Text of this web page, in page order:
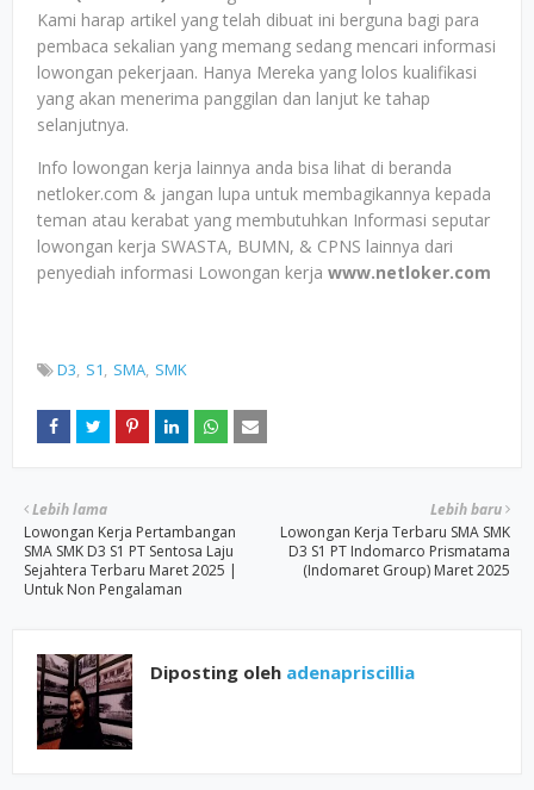
Kami harap artikel yang telah dibuat ini berguna bagi para
pembaca sekalian yang memang sedang mencari informasi
lowongan pekerjaan. Hanya Mereka yang lolos kualifikasi
yang akan menerima panggilan dan lanjut ke tahap
selanjutnya.
Info lowongan kerja lainnya anda bisa lihat di beranda
netloker.com & jangan lupa untuk membagikannya kepada
teman atau kerabat yang membutuhkan Informasi seputar
lowongan kerja SWASTA, BUMN, & CPNS lainnya dari
penyediah informasi Lowongan kerja www.netloker.com
D3 S1 SMA SMK
Lebih baru
Lowongan Kerja Terbaru SMA SMK
D3 S1 PT Indomarco Prismatama
(Indomaret Group) Maret 2025
Lebih lama
Lowongan Kerja Pertambangan
SMA SMK D3 S1 PT Sentosa Laju
Sejahtera Terbaru Maret 2025 |
Untuk Non Pengalaman
Diposting oleh adenapriscillia